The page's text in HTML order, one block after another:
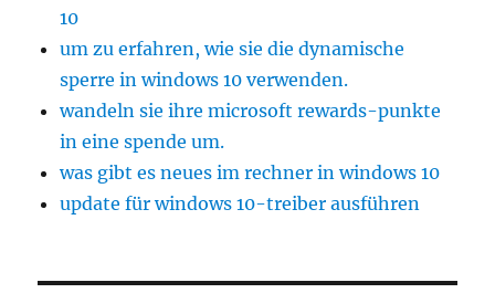
10
um zu erfahren, wie sie die dynamische
sperre in windows 10 verwenden.
wandeln sie ihre microsoft rewards-punkte
in eine spende um.
was gibt es neues im rechner in windows 10
update für windows 10-treiber ausführen